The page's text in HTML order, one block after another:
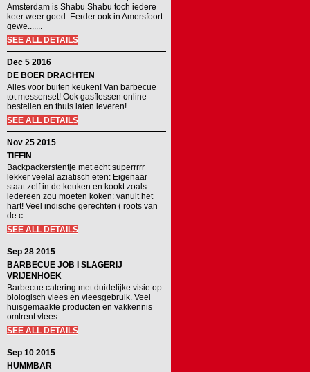
Amsterdam is Shabu Shabu toch iedere
keer weer goed. Eerder ook in Amersfoort
gewe.......
SEE ALL DETAILS
Dec 5 2016
DE BOER DRACHTEN
Alles voor buiten keuken! Van barbecue
tot messenset! Ook gasflessen online
bestellen en thuis laten leveren!
SEE ALL DETAILS
Nov 25 2015
TIFFIN
Backpackerstentje met echt superrrrr
lekker veelal aziatisch eten: Eigenaar
staat zelf in de keuken en kookt zoals
iedereen zou moeten koken: vanuit het
hart! Veel indische gerechten ( roots van
de c.......
SEE ALL DETAILS
Sep 28 2015
BARBECUE JOB I SLAGERIJ
VRIJENHOEK
Barbecue catering met duidelijke visie op
biologisch vlees en vleesgebruik. Veel
huisgemaakte producten en vakkennis
omtrent vlees.
SEE ALL DETAILS
Sep 10 2015
HUMMBAR